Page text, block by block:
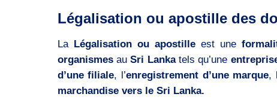
Légalisation ou apostille des
La Légalisation ou apostilleest une
organismesauSri Lankatels qu’une
d’une filiale, l’enregistrement d’une marque,
marchandise vers le Sri Lanka.